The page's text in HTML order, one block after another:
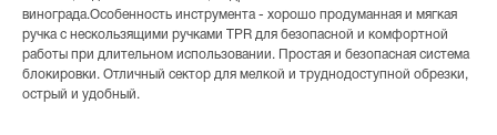
винограда.Особенность инструмента - хорошо продуманная и мягкая
ручка с нескользящими ручками TPR для безопасной и комфортной
работы при длительном использовании. Простая и безопасная система
блокировки. Отличный сектор для мелкой и труднодоступной обрезки,
острый и удобный.